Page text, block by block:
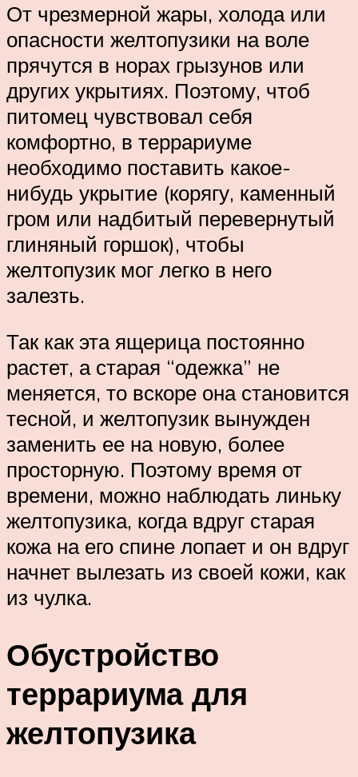
От чрезмерной жары, холода или
опасности желтопузики на воле
прячутся в норах грызунов или
других укрытиях. Поэтому, чтоб
питомец чувствовал себя
комфортно, в террариуме
необходимо поставить какое-
нибудь укрытие (корягу, каменный
гром или надбитый перевернутый
глиняный горшок), чтобы
желтопузик мог легко в него
залезть.
Так как эта ящерица постоянно
растет, а старая “одежка” не
меняется, то вскоре она становится
тесной, и желтопузик вынужден
заменить ее на новую, более
просторную. Поэтому время от
времени, можно наблюдать линьку
желтопузика, когда вдруг старая
кожа на его спине лопает и он вдруг
начнет вылезать из своей кожи, как
из чулка.
Обустройство
террариума для
желтопузика